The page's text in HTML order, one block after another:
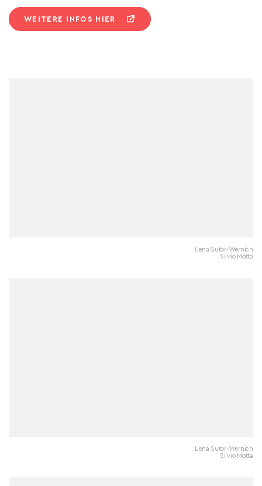
WEITERE INFOS HIER
Lena Sutor-Wernich
Silvio Motta
Lena Sutor-Wernich
Silvio Motta